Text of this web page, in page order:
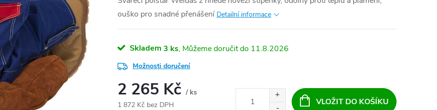
ouško pro snadné přenášení Detailní informace
Skladem 3 ks 11.8.2026
Možnosti doručení
2 265 Kč / ks
1 872 Kč bez DPH
VLOŽIT DO KOŠÍKU